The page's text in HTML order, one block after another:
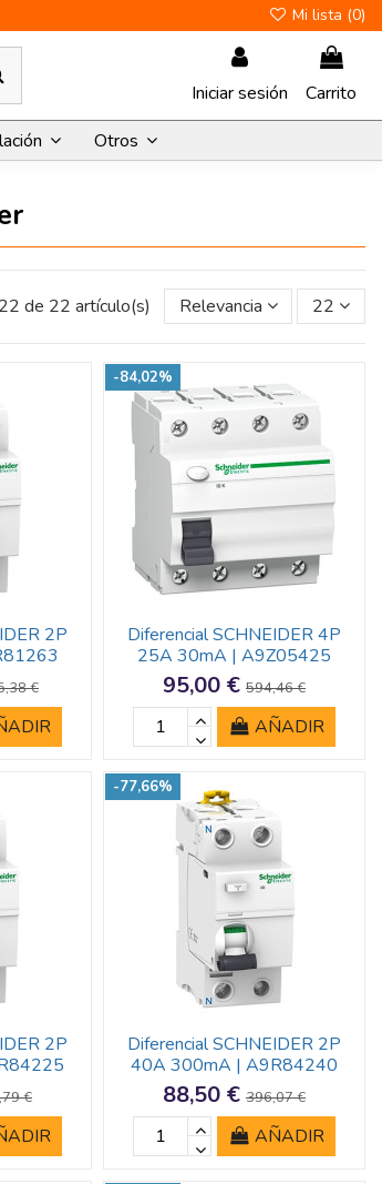
Mi lista (0)
Iniciar sesión
Carrito
Otros
de 22 artículo(s) Relevancia 22
2P
€
-84,02%
Diferencial SCHNEIDER 4P
25A 30mA | A9Z05425
95,00 € 594,46 €
AÑADIR
2P
€
-77,66%
Diferencial SCHNEIDER 2P
40A 300mA | A9R84240
88,50 € 396,07 €
AÑADIR